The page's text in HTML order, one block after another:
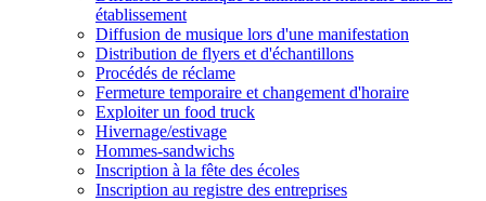
établissement
Diffusion de musique lors d'une manifestation
Distribution de flyers et d'échantillons
Procédés de réclame
Fermeture temporaire et changement d'horaire
Exploiter un food truck
Hivernage/estivage
Hommes-sandwichs
Inscription à la fête des écoles
Inscription au registre des entreprises